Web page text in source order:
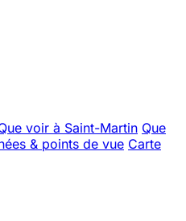
voir à Saint-Martin Que
& points de vue Carte